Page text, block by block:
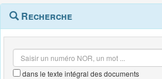
Navigation
outils
Menu
contextuel
Recherche
dans le texte intégral des documents